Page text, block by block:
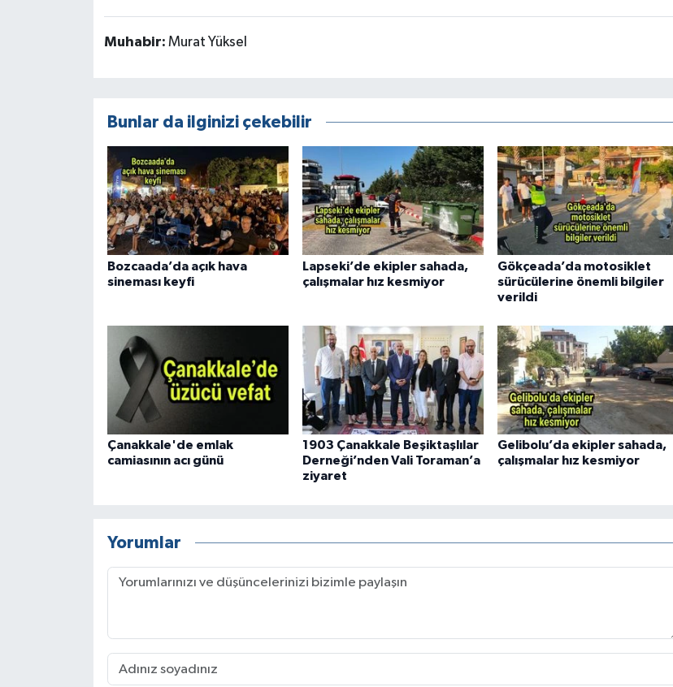
Muhabir: Murat Yüksel
Bunlar da ilginizi çekebilir
Bozcaada’da açık hava
sineması keyfi
Lapseki’de ekipler sahada,
çalışmalar hız kesmiyor
Gökçeada’da motosiklet
sürücülerine önemli bilgiler
verildi
Çanakkale'de emlak
camiasının acı günü
1903 Çanakkale Beşiktaşlılar
Derneği’nden Vali Toraman’a
ziyaret
Gelibolu’da ekipler sahada,
çalışmalar hız kesmiyor
Yorumlar